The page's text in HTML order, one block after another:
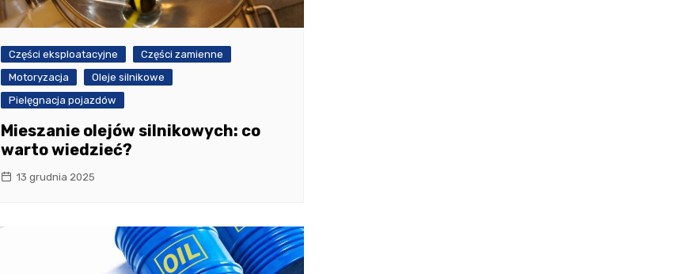
Części eksploatacyjne
Części zamienne
Motoryzacja
Oleje silnikowe
Pielęgnacja pojazdów
Mieszanie olejów silnikowych: co
warto wiedzieć?
13 grudnia 2025